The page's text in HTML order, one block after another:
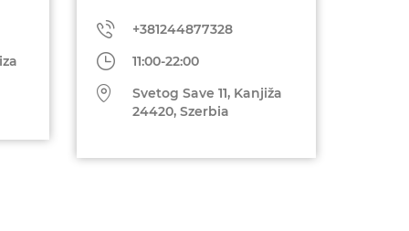
+381244877328
11:00-22:00
Svetog Save 11, Kanjiža
24420, Szerbia